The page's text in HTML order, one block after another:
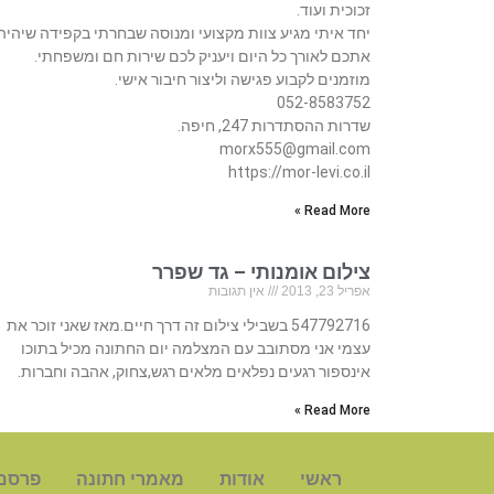
זכוכית ועוד.
יחד איתי מגיע צוות מקצועי ומנוסה שבחרתי בקפידה
אתכם לאורך כל היום ויעניק לכם שירות חם ומשפחתי.
מוזמנים לקבוע פגישה וליצור חיבור אישי.
052-8583752
שדרות ההסתדרות 247, חיפה.
morx555@gmail.com
https://mor-levi.co.il
Read More »
צילום אומנותי – גד שפרר
אפריל 23, 2013 אין תגובות
547792716 בשבילי צילום זה דרך חיים.מאז שאני זוכר את
עצמי אני מסתובב עם המצלמה יום החתונה מכיל בתוכו
אינספור רגעים נפלאים מלאים רגש,צחוק, אהבה וחברות.
Read More »
ראשי אודות מאמרי חתונה